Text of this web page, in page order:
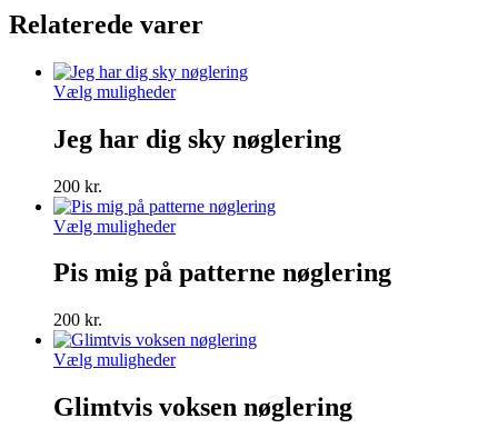
sky
nøglering
antal
Relaterede varer
Vælg mulighederDette
har
flere
kan
vælges
varesiden
Jeg har dig sky nøglering
200 kr.
Vælg mulighederDette
har
flere
kan
vælges
varesiden
Pis mig på patterne nøglering
200 kr.
Vælg mulighederDette
har
flere
Glimtvis voksen nøglering